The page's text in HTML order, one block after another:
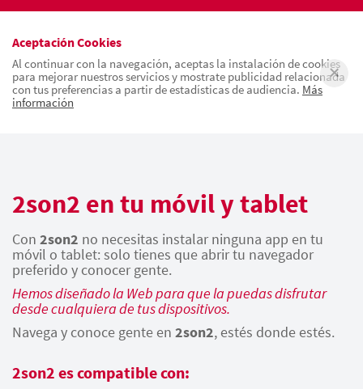
Aceptación Cookies
Al continuar con la navegación, aceptas la instalación de cookies
para mejorar nuestros servicios y mostrate publicidad relacionada
con tus preferencias a partir de estadísticas de audiencia. Más
información
2son2 en tu móvil y tablet
Con 2son2 no necesitas instalar ninguna app en tu
móvil o tablet: solo tienes que abrir tu navegador
preferido y conocer gente.
Hemos diseñado la Web para que la puedas disfrutar
desde cualquiera de tus dispositivos.
Navega y conoce gente en 2son2, estés donde estés.
2son2 es compatible con: